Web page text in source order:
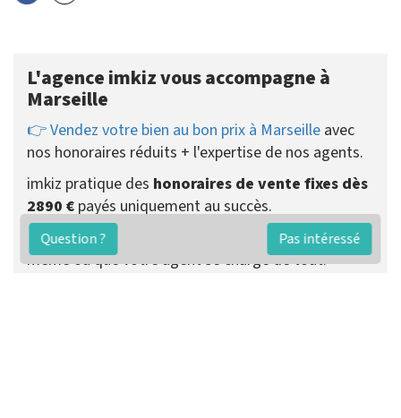
Question ? Pas intéressé
L'agence imkiz vous accompagne à
Marseille
👉 Vendez votre bien au bon prix à Marseille avec
nos honoraires réduits + l'expertise de nos agents.
imkiz pratique des honoraires de vente fixes dès
2890 € payés uniquement au succès.
Vous pouvez choisir de recevoir les visites vous-
même ou que votre agent se charge de tout.